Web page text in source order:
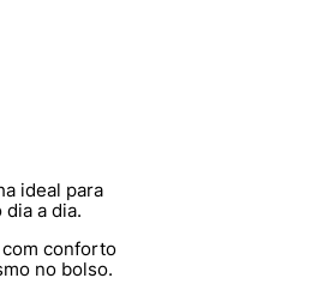
ideal para
dia a dia.
com conforto
no bolso.